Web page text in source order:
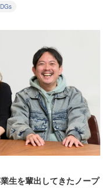
生を輩出してきたノープ